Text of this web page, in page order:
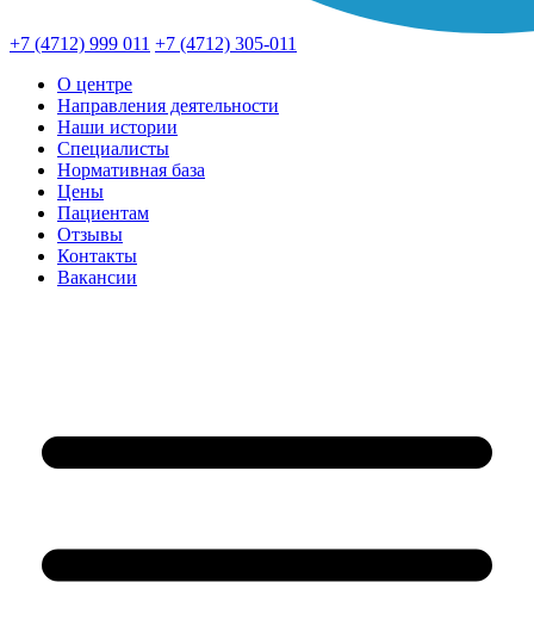
+7 (4712) 999 011 +7 (4712) 305-011
О центре
Направления деятельности
Наши истории
Специалисты
Нормативная база
Цены
Пациентам
Отзывы
Контакты
Вакансии